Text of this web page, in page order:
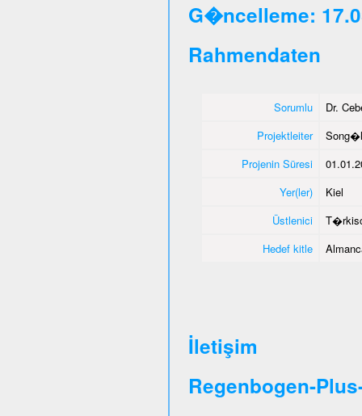
G�ncelleme:
Rahmendaten
Sorumlu
Dr.
Projektleiter
Projenin Süresi
Yer(ler)
Kiel
Üstlenici
Hedef kitle
İletişim
Regenbogen-